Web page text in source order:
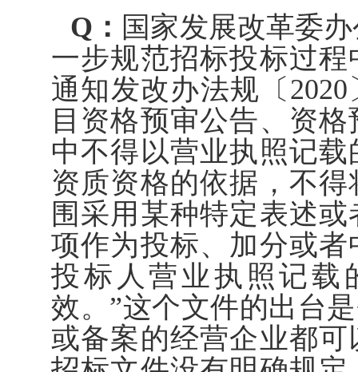
Q： 国家发展改革委
一步规范招标投标过
通知发改办法规〔
目资格预审公告、资
中不得以营业执照记
资质资格的依据，不
围采用某种特定表述
项作为投标、加分或
投标人营业执照记载
效。”这个文件的出台
或备案的经营企业都